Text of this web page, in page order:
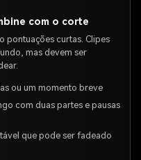
com o corte
pontuações curtas. Clipes
mas devem ser
ou um momento breve
com duas partes e pausas
que pode ser fadeado